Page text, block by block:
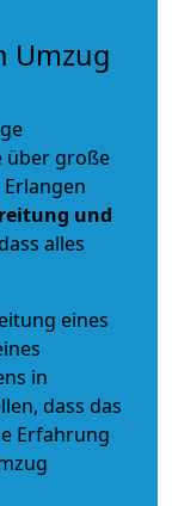
Umzug
über große
und
alles
eines
in
dass das
Erfahrung